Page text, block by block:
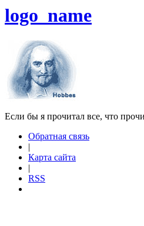
logo_name
Если бы я прочитал все, что
Обратная связь
|
Карта сайта
|
RSS